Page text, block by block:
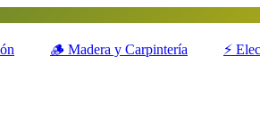
🪵 Madera y Carpintería ⚡